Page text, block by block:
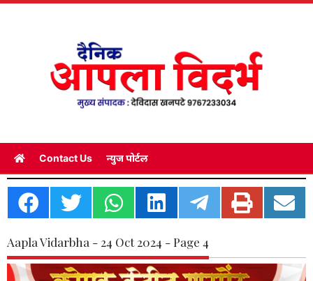
Contact Us न्युज पोर्टल
Aapla Vidarbha - 24 Oct 2024 - Page 4